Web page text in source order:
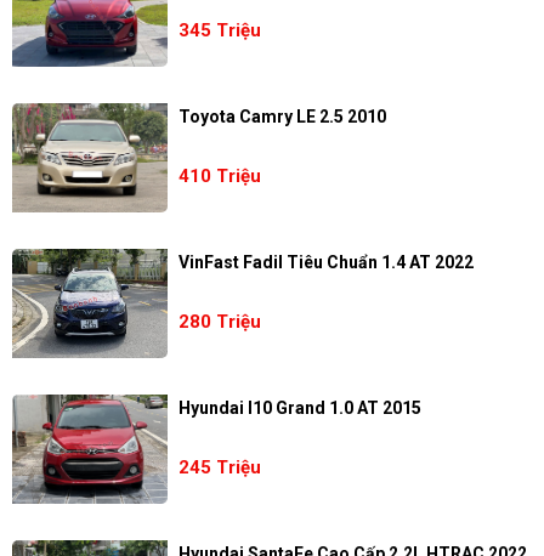
345 Triệu
Toyota Camry LE 2.5 2010
410 Triệu
VinFast Fadil Tiêu Chuẩn 1.4 AT 2022
280 Triệu
Hyundai I10 Grand 1.0 AT 2015
245 Triệu